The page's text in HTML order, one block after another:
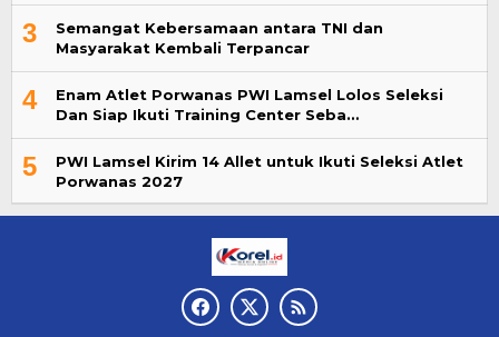
3
Semangat Kebersamaan antara TNI dan
Masyarakat Kembali Terpancar
4
Enam Atlet Porwanas PWI Lamsel Lolos Seleksi
Dan Siap Ikuti Training Center Seba…
5
PWI Lamsel Kirim 14 Allet untuk Ikuti Seleksi Atlet
Porwanas 2027